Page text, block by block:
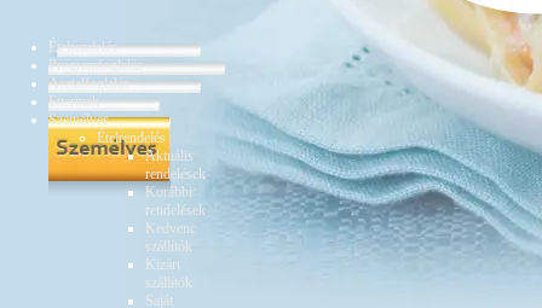
Ételrendelés
Programfoglalás
Asztalfoglalás
Éttermek
Személyes
Ételrendelés
Aktuális
rendelések
Korábbi
rendelések
Kedvenc
szállítók
Kizárt
szállítók
Saját